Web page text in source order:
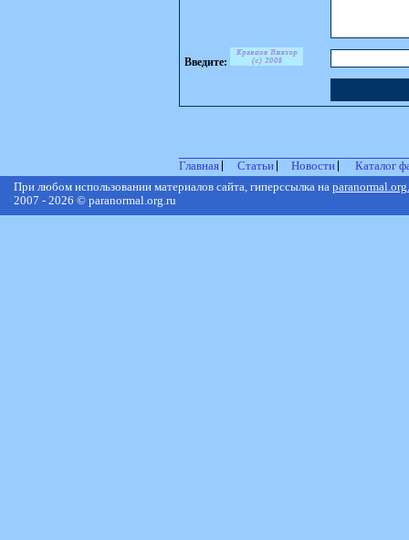
Введите:
Главная Статьи Новости
Каталог
При любом использовании материалов сайта, гиперссылка на
2007 - 2026 © paranormal.org.ru